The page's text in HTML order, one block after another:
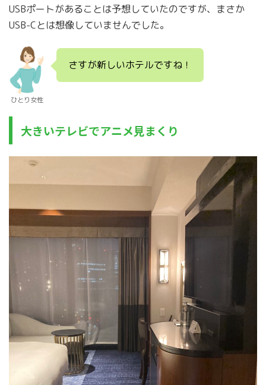
USBポートがあることは予想していたのですが、まさか
USB-Cとは想像していませんでした。
ひとり女性
さすが新しいホテルですね！
大きいテレビでアニメ見まくり